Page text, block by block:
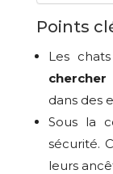
Points
Les
chercher
dans des
Sous la
sécurité.
leurs